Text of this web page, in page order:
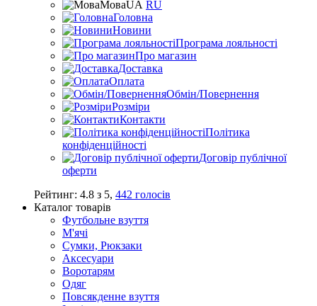
МоваUA RU
Головна
Новини
Програма лояльності
Про магазин
Доставка
Оплата
Обмін/Повернення
Розміри
Контакти
Політика
конфіденційності
Договір публічної
оферти
Рейтинг: 4.8 з 5, 442 голосів
Каталог товарів
Футбольне взуття
М'ячі
Сумки, Рюкзаки
Аксесуари
Воротарям
Одяг
Повсякденне взуття